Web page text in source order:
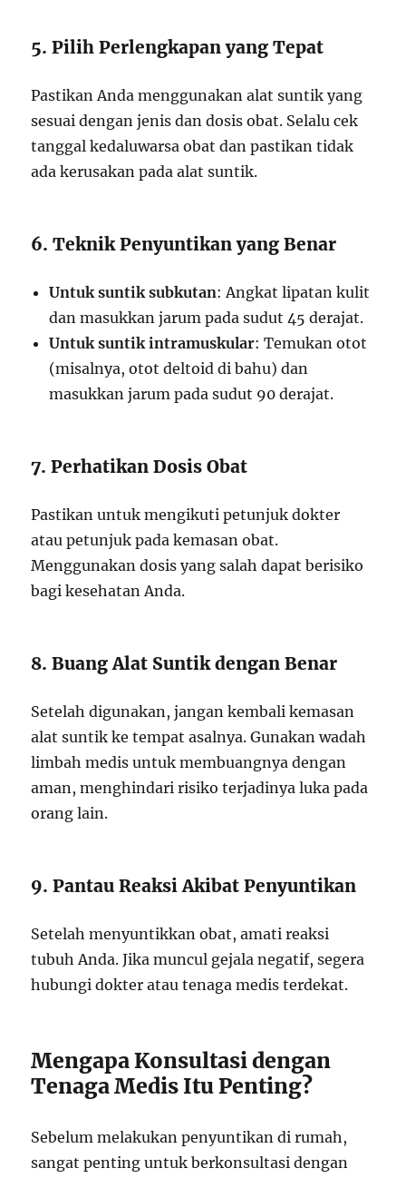
5. Pilih Perlengkapan yang Tepat
Pastikan Anda menggunakan alat suntik yang
sesuai dengan jenis dan dosis obat. Selalu cek
tanggal kedaluwarsa obat dan pastikan tidak
ada kerusakan pada alat suntik.
6. Teknik Penyuntikan yang Benar
Untuk suntik subkutan: Angkat lipatan kulit
dan masukkan jarum pada sudut 45 derajat.
Untuk suntik intramuskular: Temukan otot
(misalnya, otot deltoid di bahu) dan
masukkan jarum pada sudut 90 derajat.
7. Perhatikan Dosis Obat
Pastikan untuk mengikuti petunjuk dokter
atau petunjuk pada kemasan obat.
Menggunakan dosis yang salah dapat berisiko
bagi kesehatan Anda.
8. Buang Alat Suntik dengan Benar
Setelah digunakan, jangan kembali kemasan
alat suntik ke tempat asalnya. Gunakan wadah
limbah medis untuk membuangnya dengan
aman, menghindari risiko terjadinya luka pada
orang lain.
9. Pantau Reaksi Akibat Penyuntikan
Setelah menyuntikkan obat, amati reaksi
tubuh Anda. Jika muncul gejala negatif, segera
hubungi dokter atau tenaga medis terdekat.
Mengapa Konsultasi dengan
Tenaga Medis Itu Penting?
Sebelum melakukan penyuntikan di rumah,
sangat penting untuk berkonsultasi dengan